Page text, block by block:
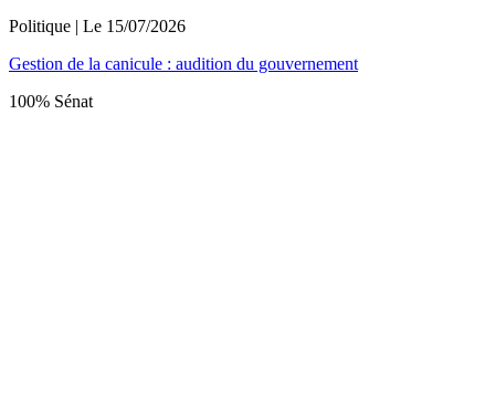
Politique | Le 15/07/2026
Gestion de la canicule : audition du gouvernement
100% Sénat